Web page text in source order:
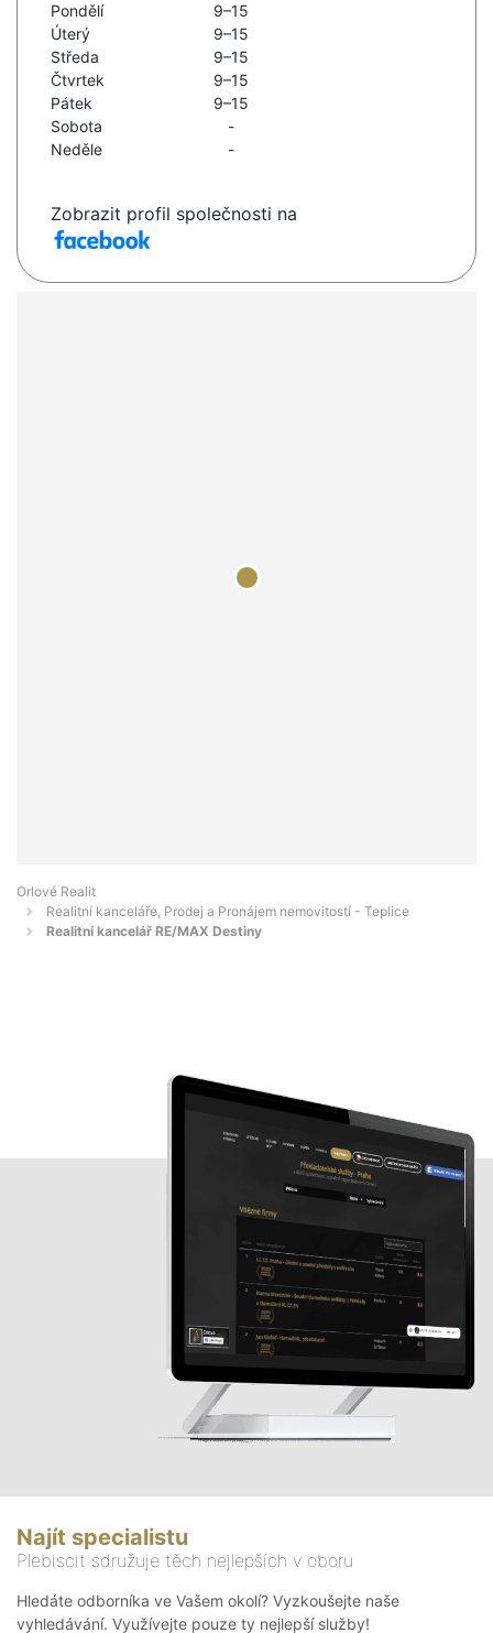
Pondělí
9–15
Úterý
9–15
Středa
9–15
Čtvrtek
9–15
Pátek
9–15
Sobota
-
Neděle
-
Zobrazit profil společnosti na
Orlové Realit
Realitní kanceláře, Prodej a Pronájem nemovitostí - Teplice
Realitní kancelář RE/MAX Destiny
Najít specialistu
Plebiscit sdružuje těch nejlepších v oboru
Hledáte odborníka ve Vašem okolí? Vyzkoušejte naše
vyhledávání. Využívejte pouze ty nejlepší služby!